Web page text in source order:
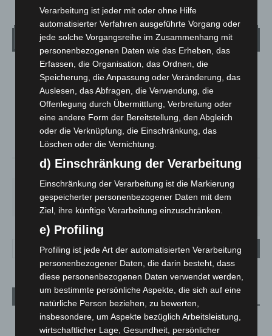
Wetter
LANGENHAGEN
Bedeckt
25.6°C 28.3°
24.9°
41% 5.8m/s 88%
27°
DI.
25 ° 26° 30°
FR.
34
M’era Luna 2026: 25.000 Fans feiern in Hildesheim
Verarbeitung ist jeder mit oder ohne Hilfe
automatisierter Verfahren ausgeführte Vorgang oder
jede solche Vorgangsreihe im Zusammenhang mit
personenbezogenen Daten wie das Erheben, das
Erfassen, die Organisation, das Ordnen, die
Speicherung, die Anpassung oder Veränderung, das
Auslesen, das Abfragen, die Verwendung, die
Offenlegung durch Übermittlung, Verbreitung oder
eine andere Form der Bereitstellung, den Abgleich
oder die Verknüpfung, die Einschränkung, das
Löschen oder die Vernichtung.
d) Einschränkung der Verarbeitung
Einschränkung der Verarbeitung ist die Markierung
gespeicherter personenbezogener Daten mit dem
Ziel, ihre künftige Verarbeitung einzuschränken.
e) Profiling
Profiling ist jede Art der automatisierten Verarbeitung
personenbezogener Daten, die darin besteht, dass
diese personenbezogenen Daten verwendet werden,
um bestimmte persönliche Aspekte, die sich auf eine
natürliche Person beziehen, zu bewerten,
insbesondere, um Aspekte bezüglich Arbeitsleistung,
wirtschaftlicher Lage, Gesundheit, persönlicher